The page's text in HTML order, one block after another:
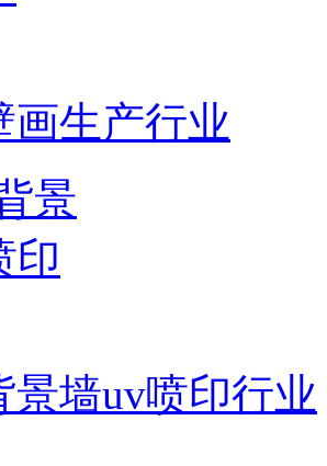
画生产行业
景墙uv喷印行业